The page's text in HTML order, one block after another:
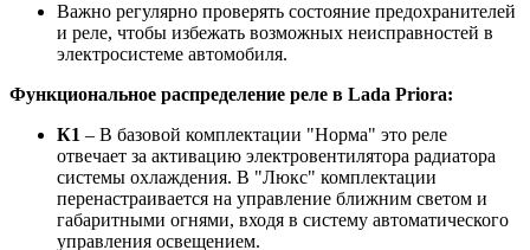
Важно регулярно проверять состояние предохранителей
и реле, чтобы избежать возможных неисправностей в
электросистеме автомобиля.
Функциональное распределение реле в Lada Priora:
К1 – В базовой комплектации "Норма" это реле
отвечает за активацию электровентилятора радиатора
системы охлаждения. В "Люкс" комплектации
перенастраивается на управление ближним светом и
габаритными огнями, входя в систему автоматического
управления освещением.